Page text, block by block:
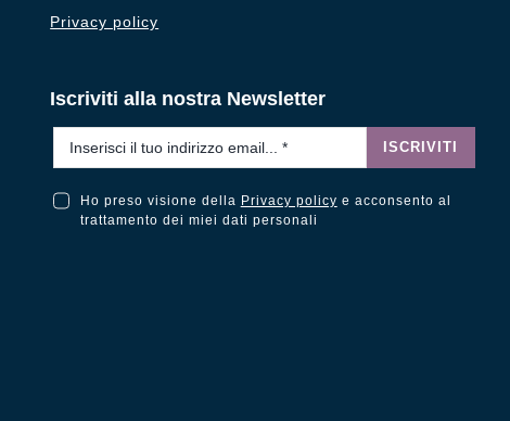
Privacy policy
Iscriviti alla nostra Newsletter
ISCRIVITI
Ho preso visione della Privacy policy e acconsento al
trattamento dei miei dati personali